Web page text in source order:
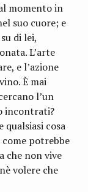
momento in
suo cuore; e
di lei,
L’arte
e l’azione
È mai
l’un
incontrati?
cosa
come potrebbe
che non vive
volere che